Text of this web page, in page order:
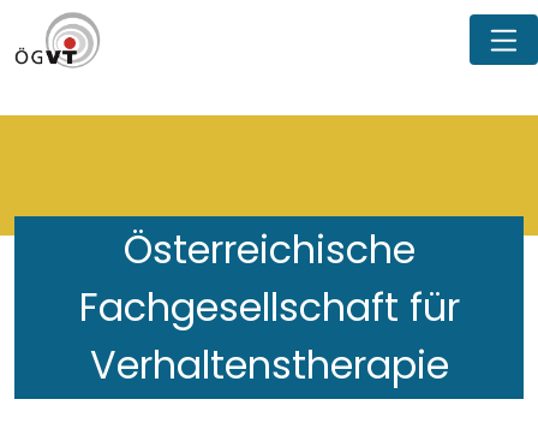
Österreichische
Fachgesellschaft für
Verhaltenstherapie